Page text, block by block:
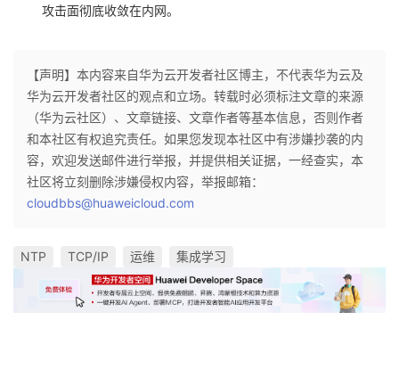
攻击面彻底收敛在内网。
【声明】本内容来自华为云开发者社区博主，不代表华为云及
华为云开发者社区的观点和立场。转载时必须标注文章的来源
（华为云社区）、文章链接、文章作者等基本信息，否则作者
和本社区有权追究责任。如果您发现本社区中有涉嫌抄袭的内
容，欢迎发送邮件进行举报，并提供相关证据，一经查实，本
社区将立刻删除涉嫌侵权内容，举报邮箱：
cloudbbs@huaweicloud.com
NTP TCP/IP 运维 集成学习